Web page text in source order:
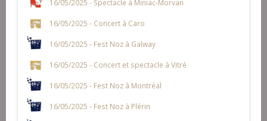
16/05/2025 - Concert à Caro
16/05/2025 - Fest Noz à Galway
16/05/2025 - Concert et spectacle à Vitré
16/05/2025 - Fest Noz à Montréal
16/05/2025 - Fest Noz à Plérin